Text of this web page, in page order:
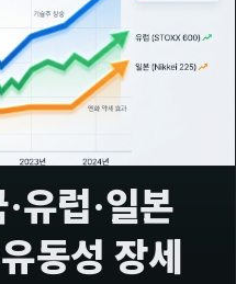
유럽·일본
동성 장세